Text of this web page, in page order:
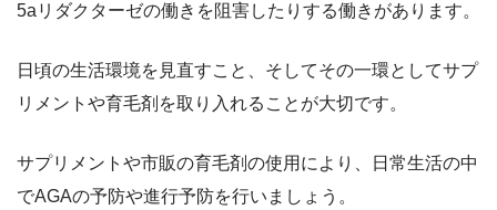
5aリダクターゼの働きを阻害したりする働きがあります。
日頃の生活環境を見直すこと、そしてその一環としてサプ
リメントや育毛剤を取り入れることが大切です。
サプリメントや市販の育毛剤の使用により、日常生活の中
でAGAの予防や進行予防を行いましょう。